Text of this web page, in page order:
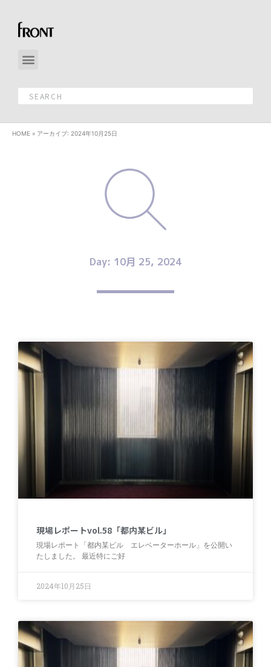
HOME » アーカイブ: 2024年10月25日
Day: 10月 25, 2024
現場レポートvol.58「都内某ビル」
現場レポート「都内某ビル エレベーターホール」を公開い
たしました。 最近特にご好
2024年10月25日